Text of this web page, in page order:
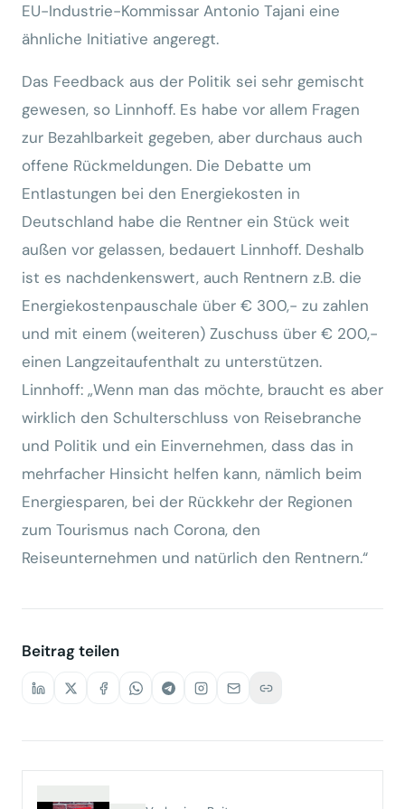
EU-Industrie-Kommissar Antonio Tajani eine
ähnliche Initiative angeregt.
Das Feedback aus der Politik sei sehr gemischt
gewesen, so Linnhoff. Es habe vor allem Fragen
zur Bezahlbarkeit gegeben, aber durchaus auch
offene Rückmeldungen. Die Debatte um
Entlastungen bei den Energiekosten in
Deutschland habe die Rentner ein Stück weit
außen vor gelassen, bedauert Linnhoff. Deshalb
ist es nachdenkenswert, auch Rentnern z.B. die
Energiekostenpauschale über € 300,- zu zahlen
und mit einem (weiteren) Zuschuss über € 200,-
einen Langzeitaufenthalt zu unterstützen.
Linnhoff: „Wenn man das möchte, braucht es aber
wirklich den Schulterschluss von Reisebranche
und Politik und ein Einvernehmen, dass das in
mehrfacher Hinsicht helfen kann, nämlich beim
Energiesparen, bei der Rückkehr der Regionen
zum Tourismus nach Corona, den
Reiseunternehmen und natürlich den Rentnern.“
Beitrag teilen